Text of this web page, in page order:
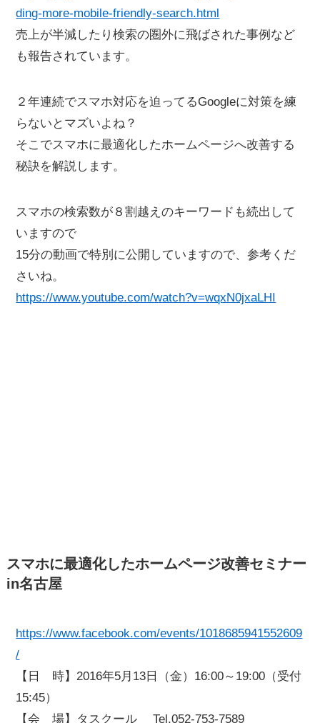
ding-more-mobile-friendly-search.html
売上が半減したり検索の圏外に飛ばされた事例など
も報告されています。
２年連続でスマホ対応を迫ってるGoogleに対策を練
らないとマズいよね？
そこでスマホに最適化したホームページへ改善する
秘訣を解説します。
スマホの検索数が８割越えのキーワードも続出して
いますので
15分の動画で特別に公開していますので、参考くだ
さいね。
https://www.youtube.com/watch?v=wqxN0jxaLHI
スマホに最適化したホームページ改善セミナー
in名古屋
https://www.facebook.com/events/1018685941552609
/
【日 時】2016年5月13日（金）16:00～19:00（受付
15:45）
【会 場】タスクール Tel.052-753-7589